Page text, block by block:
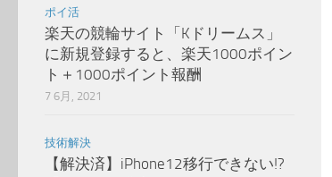
ポイ活
楽天の競輪サイト「Kドリームス」
に新規登録すると、楽天1000ポイン
ト＋1000ポイント報酬
7 6月, 2021
技術解決
【解決済】iPhone12移行できない!?